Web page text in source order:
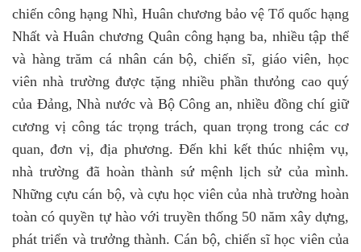
chiến công hạng Nhì, Huân chương bảo vệ Tổ quốc hạng
Nhất và Huân chương Quân công hạng ba, nhiều tập thể
và hàng trăm cá nhân cán bộ, chiến sĩ, giáo viên, học
viên nhà trường được tặng nhiều phần thưỏng cao quý
của Đảng, Nhà nước và Bộ Công an, nhiều đồng chí giữ
cương vị công tác trọng trách, quan trọng trong các cơ
quan, đơn vị, địa phương. Đến khi kết thúc nhiệm vụ,
nhà trường đã hoàn thành sứ mệnh lịch sử của mình.
Những cựu cán bộ, và cựu học viên của nhà trường hoàn
toàn có quyền tự hào với truyền thống 50 năm xây dựng,
phát triển và trưởng thành. Cán bộ, chiến sĩ học viên của